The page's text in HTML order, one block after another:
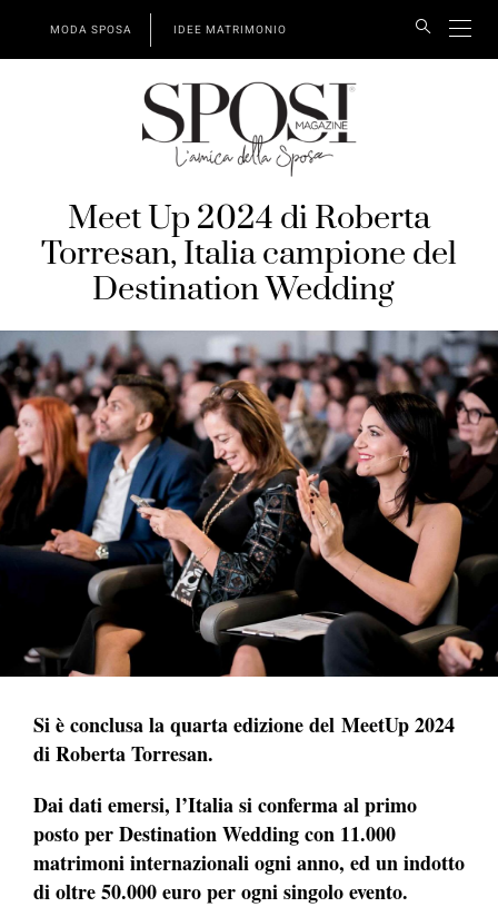
MODA SPOSA IDEE MATRIMONIO
Meet Up 2024 di Roberta
Torresan, Italia campione del
Destination Wedding
Si è conclusa la quarta edizione del MeetUp 2024
di Roberta Torresan.
Dai dati emersi, l’Italia si conferma al primo
posto per Destination Wedding con 11.000
matrimoni internazionali ogni anno, ed un indotto
di oltre 50.000 euro per ogni singolo evento.